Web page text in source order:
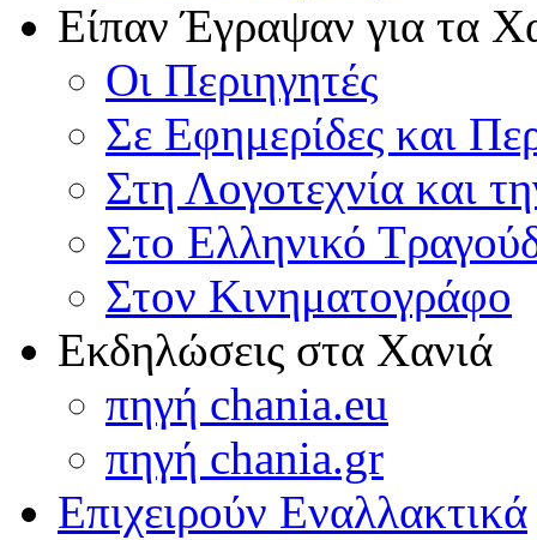
Είπαν Έγραψαν για τα
Οι Περιηγητές
Σε Εφημερίδες και
Στη Λογοτεχνία και
Στο Ελληνικό
Στον Κινηματογράφο
Εκδηλώσεις στα Χανιά
πηγή chania.eu
πηγή chania.gr
Επιχειρούν Εναλλακτικά